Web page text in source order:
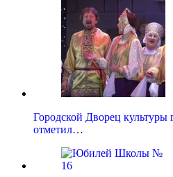
Городской Дворец культуры
отметил…